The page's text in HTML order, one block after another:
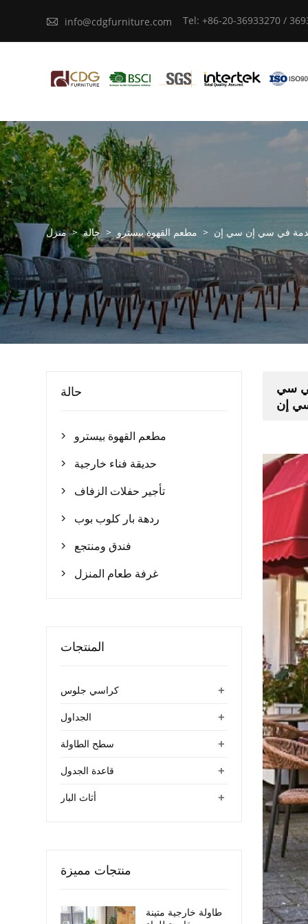
 info@cdgfurniture.com Tel: +86-20-36933270 /
منزل > حالة > مطعم القهوة بيسترو > في سي إن سي إن
في سي
إن
حالة
 مطعم القهوة بيسترو
 حديقة فناء خارجية
 تأجير حفلات الزفاف
 ردهة بار كلوب بوب
 فندق ومنتجع
 غرفة طعام المنزل
المنتجات
+ كراسي جلوس
+ الجداول
+ سطح الطاولة
+ قاعدة الجدول
+ أثاث البار
منتجات مميزة
طاولة خارجية متينة